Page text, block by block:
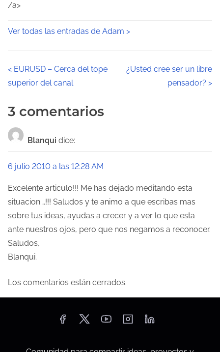
/a>
Ver todas las entradas de Adam >
N
v
e
a
c
i
ó
n
e
< EURUSD – Cerca del tope
superior del canal
¿Usted cree ser un libre
pensador? >
3 comentarios
Blanqui dice:
6 julio 2010 a las 12:28 AM
Excelente articulo!!! Me has dejado meditando esta
situacion….!!! Saludos y te animo a que escribas mas
sobre tus ideas, ayudas a crecer y a ver lo que esta
ante nuestros ojos, pero que nos negamos a reconocer.
Saludos,
Blanqui.
Los comentarios están cerrados.